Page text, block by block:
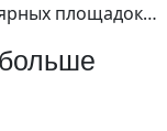
площадок…